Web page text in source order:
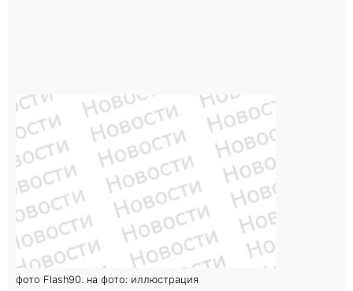
фото Flash90. на фото: иллюстрация